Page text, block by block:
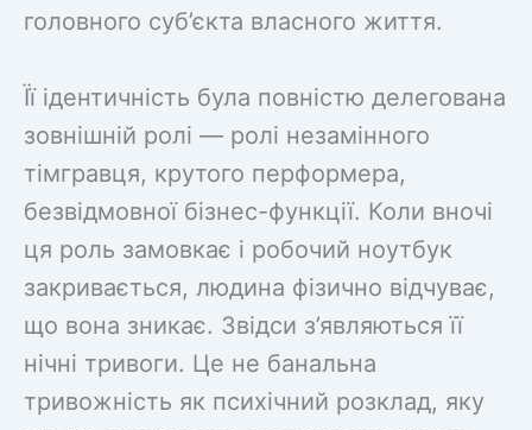
головного суб’єкта власного життя.
Її ідентичність була повністю делегована
зовнішній ролі — ролі незамінного
тімгравця, крутого перформера,
безвідмовної бізнес-функції. Коли вночі
ця роль замовкає і робочий ноутбук
закривається, людина фізично відчуває,
що вона зникає. Звідси з’являються її
нічні тривоги. Це не банальна
тривожність як психічний розклад, яку